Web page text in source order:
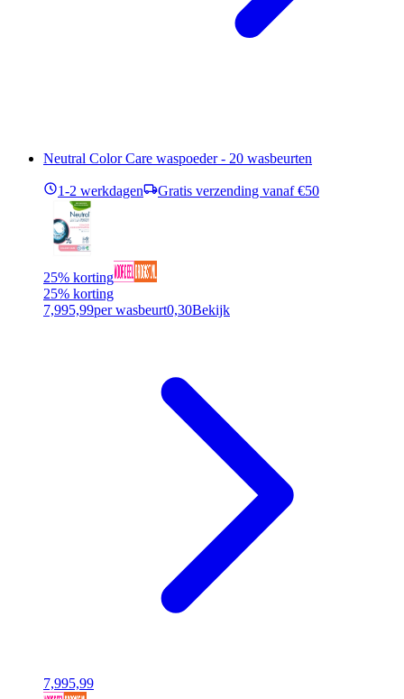
Neutral Color Care waspoeder - 20 wasbeurten
1-2 werkdagen Gratis verzending vanaf €50
25% korting
25% korting
7,995,99per wasbeurt0,30Bekijk
7,995,99